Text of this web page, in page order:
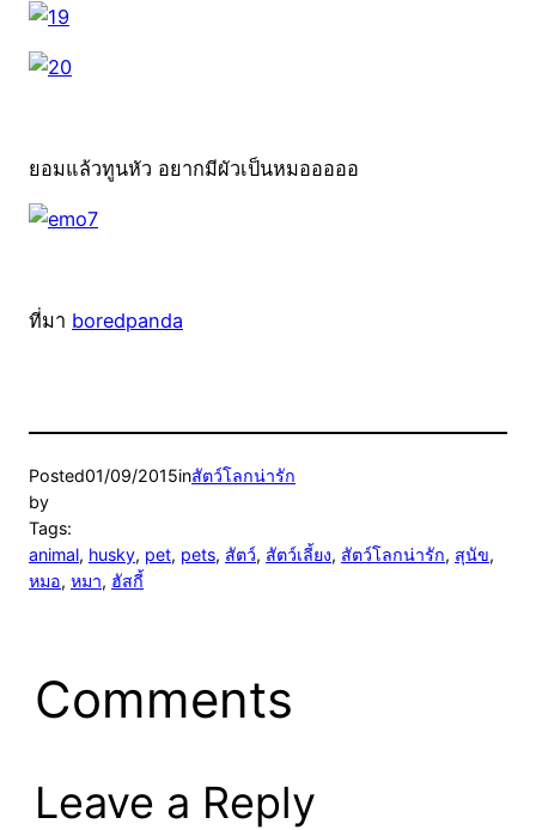
ยอมแล้วทูนหัว อยากมีผัวเป็นหมอออออ
ที่มา boredpanda
Posted01/09/2015inสัตว์โลกน่ารัก
by
Tags:
animal, husky, pet, pets, สัตว์, สัตว์เลี้ยง, สัตว์โลกน่ารัก, สุนัข
หมอ, หมา, ฮัสกี้
Comments
Leave a Reply